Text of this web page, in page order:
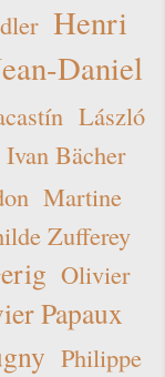
Henri
Daniel
László
Bächer
Martine
Zufferey
Olivier
Papaux
Philippe